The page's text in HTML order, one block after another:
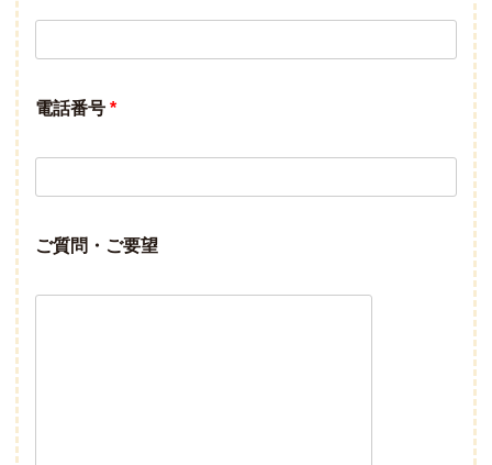
電話番号 *
ご質問・ご要望